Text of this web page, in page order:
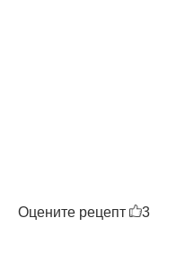
Оцените рецепт 3